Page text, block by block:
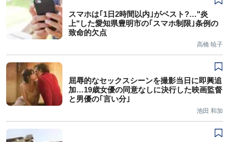
スマホは｢1日2時間以内｣がベスト?…"炎
上"した愛知県豊明市の｢スマホ制限｣条例の
致命的欠点
高橋 暁子
屈辱的なセックスシーンを撮影当日に即興追
加…19歳女優の同意なしに決行した映画監督
と男優の｢言い分｣
池田 和加